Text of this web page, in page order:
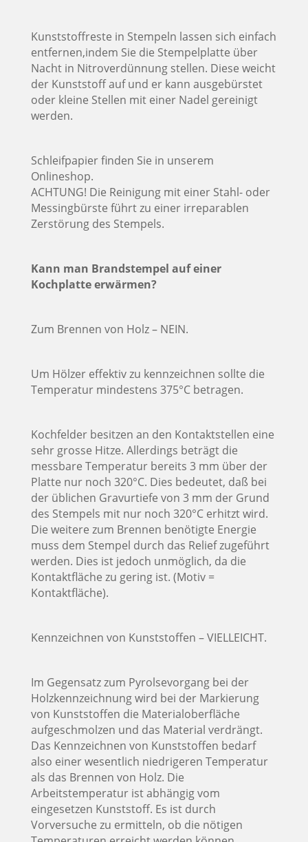
Kunststoffreste in Stempeln lassen sich einfach
entfernen,indem Sie die Stempelplatte über
Nacht in Nitroverdünnung stellen. Diese weicht
der Kunststoff auf und er kann ausgebürstet
oder kleine Stellen mit einer Nadel gereinigt
werden.
Schleifpapier finden Sie in unserem
Onlineshop.
ACHTUNG! Die Reinigung mit einer Stahl- oder
Messingbürste führt zu einer irreparablen
Zerstörung des Stempels.
Kann man Brandstempel auf einer
Kochplatte erwärmen?
Zum Brennen von Holz – NEIN.
Um Hölzer effektiv zu kennzeichnen sollte die
Temperatur mindestens 375°C betragen.
Kochfelder besitzen an den Kontaktstellen eine
sehr grosse Hitze. Allerdings beträgt die
messbare Temperatur bereits 3 mm über der
Platte nur noch 320°C. Dies bedeutet, daß bei
der üblichen Gravurtiefe von 3 mm der Grund
des Stempels mit nur noch 320°C erhitzt wird.
Die weitere zum Brennen benötigte Energie
muss dem Stempel durch das Relief zugeführt
werden. Dies ist jedoch unmöglich, da die
Kontaktfläche zu gering ist. (Motiv =
Kontaktfläche).
Kennzeichnen von Kunststoffen – VIELLEICHT.
Im Gegensatz zum Pyrolsevorgang bei der
Holzkennzeichnung wird bei der Markierung
von Kunststoffen die Materialoberfläche
aufgeschmolzen und das Material verdrängt.
Das Kennzeichnen von Kunststoffen bedarf
also einer wesentlich niedrigeren Temperatur
als das Brennen von Holz. Die
Arbeitstemperatur ist abhängig vom
eingesetzen Kunststoff. Es ist durch
Vorversuche zu ermitteln, ob die nötigen